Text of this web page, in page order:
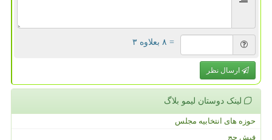
= ۸ بعلاوه ۳
ارسال نظر
لینک دوستان لیمو بلاگ
حوزه های انتخابیه مجلس
فیش حج